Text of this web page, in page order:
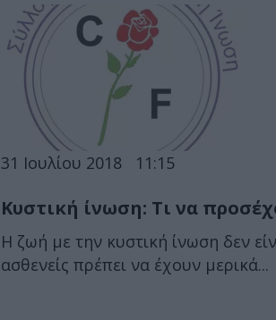
31 Ιουλίου 2018 11:15
Κυστική ίνωση: Τι να
Η ζωή με την κυστική ίνωση δεν
ασθενείς πρέπει να έχουν μερικά...